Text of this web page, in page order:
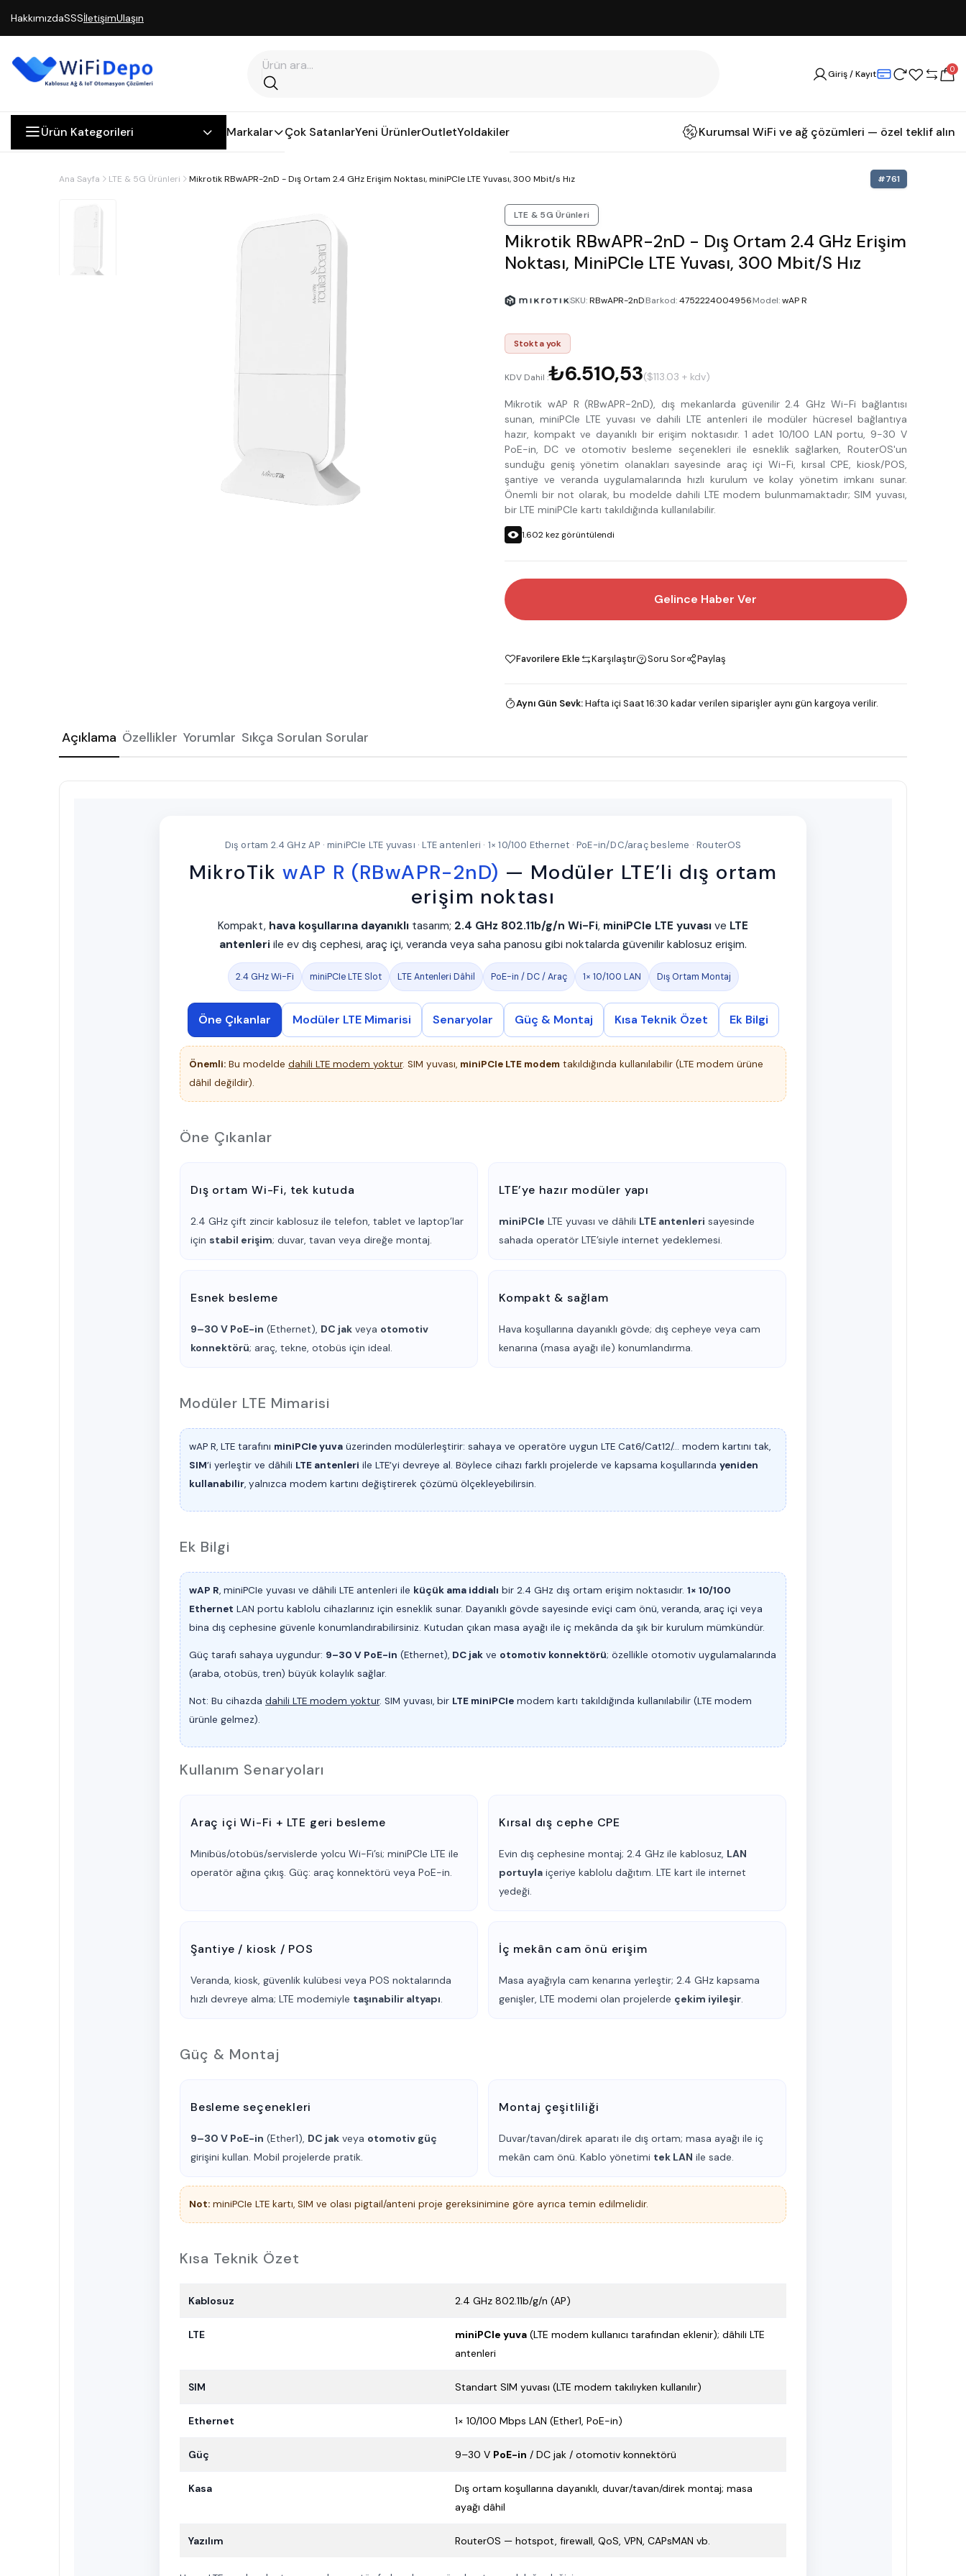
HakkımızdaSSSİletişimUlaşın
Giriş / Kayıt 0
Ürün Kategorileri Markalar Çok SatanlarYeni ÜrünlerOutletYoldakiler Kurumsal WiFi ve ağ çözümleri — özel teklif alın
Ana Sayfa LTE & 5G Ürünleri Mikrotik RBwAPR-2nD - Dış Ortam 2.4 GHz Erişim Noktası, miniPCIe LTE Yuvası, 300 Mbit/s Hız #761
LTE & 5G Ürünleri
Mikrotik RBwAPR-2nD - Dış Ortam 2.4 GHz Erişim
Noktası, MiniPCIe LTE Yuvası, 300 Mbit/s Hız
SKU:RBwAPR-2nDBarkod:4752224004956Model:wAP R
Stokta yok
KDV Dahil :₺6.510,53($113.03 + kdv)
Mikrotik wAP R (RBwAPR-2nD), dış mekanlarda güvenilir 2.4 GHz Wi-Fi bağlantısı
sunan, miniPCIe LTE yuvası ve dahili LTE antenleri ile modüler hücresel bağlantıya
hazır, kompakt ve dayanıklı bir erişim noktasıdır. 1 adet 10/100 LAN portu, 9-30 V
PoE-in, DC ve otomotiv besleme seçenekleri ile esneklik sağlarken, RouterOS'un
sunduğu geniş yönetim olanakları sayesinde araç içi Wi-Fi, kırsal CPE, kiosk/POS,
şantiye ve veranda uygulamalarında hızlı kurulum ve kolay yönetim imkanı sunar.
Önemli bir not olarak, bu modelde dahili LTE modem bulunmamaktadır; SIM yuvası,
bir LTE miniPCIe kartı takıldığında kullanılabilir.
1.602kez görüntülendi
Gelince Haber Ver
Favorilere Ekle Karşılaştır Soru Sor Paylaş
Aynı Gün Sevk:Hafta içi Saat 16:30 kadar verilen siparişler aynı gün kargoya verilir.
Açıklama Özellikler Yorumlar Sıkça Sorulan Sorular
Dış ortam 2.4 GHz AP · miniPCIe LTE yuvası · LTE antenleri · 1× 10/100 Ethernet · PoE-in/DC/araç besleme · RouterOS
MikroTikwAP R (RBwAPR-2nD) — Modüler LTE’li dış ortam
erişim noktası
Kompakt, hava koşullarına dayanıklı tasarım; 2.4 GHz 802.11b/g/n Wi-Fi, miniPCIe LTE yuvası ve LTE
antenleri ile ev dış cephesi, araç içi, veranda veya saha panosu gibi noktalarda güvenilir kablosuz erişim.
2.4 GHz Wi-Fi miniPCIe LTE Slot LTE Antenleri Dâhil PoE-in / DC / Araç 1× 10/100 LAN Dış Ortam Montaj
Öne Çıkanlar Modüler LTE Mimarisi Senaryolar Güç & Montaj Kısa Teknik Özet Ek Bilgi
Önemli: Bu modelde dahili LTE modem yoktur. SIM yuvası, miniPCIe LTE modem takıldığında kullanılabilir (LTE modem ürüne
dâhil değildir).
Öne Çıkanlar
Dış ortam Wi-Fi, tek kutuda
2.4 GHz çift zincir kablosuz ile telefon, tablet ve laptop’lar
için stabil erişim; duvar, tavan veya direğe montaj.
LTE’ye hazır modüler yapı
miniPCIe LTE yuvası ve dâhili LTE antenleri sayesinde
sahada operatör LTE’siyle internet yedeklemesi.
Esnek besleme
9–30 V PoE-in (Ethernet), DC jak veya otomotiv
konnektörü; araç, tekne, otobüs için ideal.
Kompakt & sağlam
Hava koşullarına dayanıklı gövde; dış cepheye veya cam
kenarına (masa ayağı ile) konumlandırma.
Modüler LTE Mimarisi
wAP R, LTE tarafını miniPCIe yuva üzerinden modülerleştirir: sahaya ve operatöre uygun LTE Cat6/Cat12/… modem kartını tak,
SIM’i yerleştir ve dâhili LTE antenleri ile LTE’yi devreye al. Böylece cihazı farklı projelerde ve kapsama koşullarında yeniden
kullanabilir, yalnızca modem kartını değiştirerek çözümü ölçekleyebilirsin.
Ek Bilgi
wAP R, miniPCIe yuvası ve dâhili LTE antenleri ile küçük ama iddialı bir 2.4 GHz dış ortam erişim noktasıdır. 1× 10/100
Ethernet LAN portu kablolu cihazlarınız için esneklik sunar. Dayanıklı gövde sayesinde eviçi cam önü, veranda, araç içi veya
bina dış cephesine güvenle konumlandırabilirsiniz. Kutudan çıkan masa ayağı ile iç mekânda da şık bir kurulum mümkündür.
Güç tarafı sahaya uygundur: 9–30 V PoE-in (Ethernet), DC jak ve otomotiv konnektörü; özellikle otomotiv uygulamalarında
(araba, otobüs, tren) büyük kolaylık sağlar.
Not: Bu cihazda dahili LTE modem yoktur. SIM yuvası, bir LTE miniPCIe modem kartı takıldığında kullanılabilir (LTE modem
ürünle gelmez).
Kullanım Senaryoları
Araç içi Wi-Fi + LTE geri besleme
Minibüs/otobüs/servislerde yolcu Wi-Fi’si; miniPCIe LTE ile
operatör ağına çıkış. Güç: araç konnektörü veya PoE-in.
Kırsal dış cephe CPE
Evin dış cephesine montaj; 2.4 GHz ile kablosuz, LAN
portuyla içeriye kablolu dağıtım. LTE kart ile internet
yedeği.
Şantiye / kiosk / POS
Veranda, kiosk, güvenlik kulübesi veya POS noktalarında
hızlı devreye alma; LTE modemiyle taşınabilir altyapı.
İç mekân cam önü erişim
Masa ayağıyla cam kenarına yerleştir; 2.4 GHz kapsama
genişler, LTE modemi olan projelerde çekim iyileşir.
Güç & Montaj
Besleme seçenekleri
9–30 V PoE-in (Ether1), DC jak veya otomotiv güç
girişini kullan. Mobil projelerde pratik.
Montaj çeşitliliği
Duvar/tavan/direk aparatı ile dış ortam; masa ayağı ile iç
mekân cam önü. Kablo yönetimi tek LAN ile sade.
Not: miniPCIe LTE kartı, SIM ve olası pigtail/anteni proje gereksinimine göre ayrıca temin edilmelidir.
Kısa Teknik Özet
Kablosuz 2.4 GHz 802.11b/g/n (AP)
LTE miniPCIe yuva (LTE modem kullanıcı tarafından eklenir); dâhili LTE
antenleri
SIM Standart SIM yuvası (LTE modem takılıyken kullanılır)
Ethernet 1× 10/100 Mbps LAN (Ether1, PoE-in)
Güç 9–30 V PoE-in / DC jak / otomotiv konnektörü
Kasa
Dış ortam koşullarına dayanıklı, duvar/tavan/direk montaj; masa
ayağı dâhil
Yazılım RouterOS — hotspot, firewall, QoS, VPN, CAPsMAN vb.